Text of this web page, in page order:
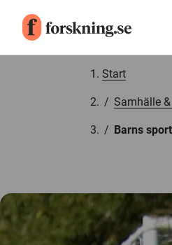
Start
/ Samhälle
/ Barns